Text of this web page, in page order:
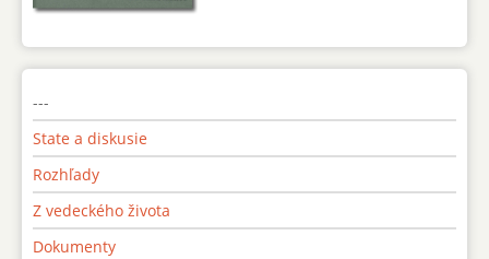
---
State a diskusie
Rozhľady
Z vedeckého života
Dokumenty